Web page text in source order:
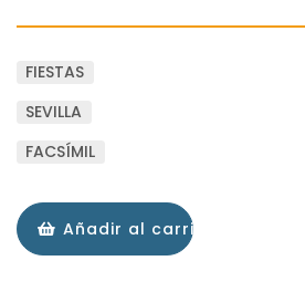
FIESTAS
SEVILLA
FACSÍMIL
Añadir al carrito